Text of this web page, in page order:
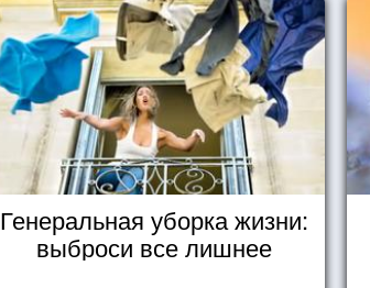
Генеральная уборка жизни:
выброси все лишнее